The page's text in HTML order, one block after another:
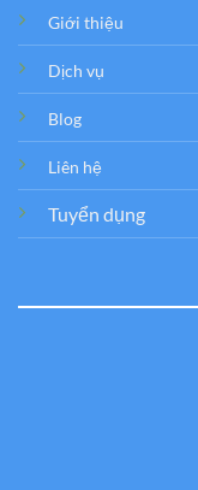
Giới thiệu
Dịch vụ
Blog
Liên hệ
Tuyển dụng